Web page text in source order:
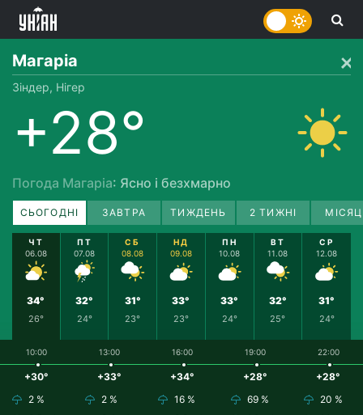
Магаріа
Зіндер, Нігер
+28°
Погода Магаріа: Ясно і безхмарно
СЬОГОДНІ ЗАВТРА ТИЖДЕНЬ 2 ТИЖНІ
ЧТ
06.08
34°
26°
ПТ
07.08
32°
24°
СБ
08.08
31°
23°
НД
09.08
33°
23°
ПН
10.08
33°
24°
ВТ
11.08
32°
25°
СР
12.08
31°
24°
10:00
+30°
2 %
13:00
+33°
2 %
16:00
+34°
16 %
19:00
+28°
69 %
22:00
+28°
20 %